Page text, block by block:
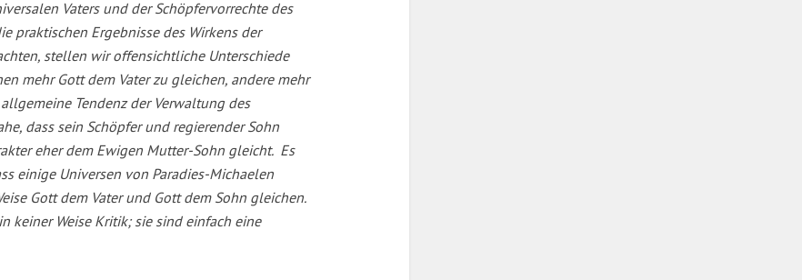
Vaters und der Schöpfervorrechte des
praktischen Ergebnisse des Wirkens der
stellen wir offensichtliche Unterschiede
mehr Gott dem Vater zu gleichen, andere mehr
Tendenz der Verwaltung des
dass sein Schöpfer und regierender Sohn
eher dem Ewigen Mutter-Sohn gleicht. Es
einige Universen von Paradies-Michaelen
Gott dem Vater und Gott dem Sohn gleichen.
keiner Weise Kritik; sie sind einfach eine